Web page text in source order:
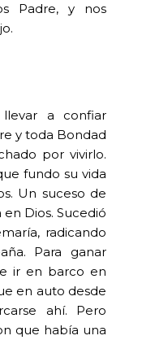
Padre, y nos
a confiar
y toda Bondad
por vivirlo.
fundo su vida
Un suceso de
Dios. Sucedió
radicando
Para ganar
ir en barco en
en auto desde
ahí. Pero
que había una